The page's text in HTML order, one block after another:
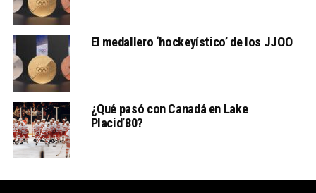
El medallero ‘hockeyístico’ de los JJOO
¿Qué pasó con Canadá en Lake
Placid’80?